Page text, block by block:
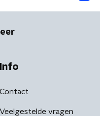
Info
Contact
Veelgestelde vragen